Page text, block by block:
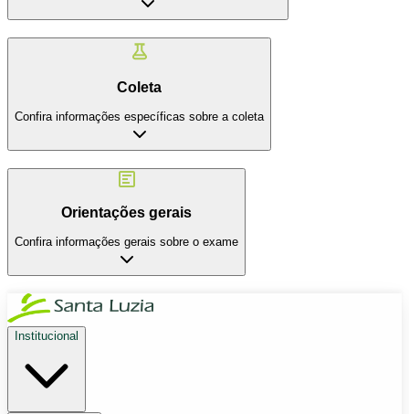
Coleta
Confira informações específicas sobre a coleta
Orientações gerais
Confira informações gerais sobre o exame
Institucional